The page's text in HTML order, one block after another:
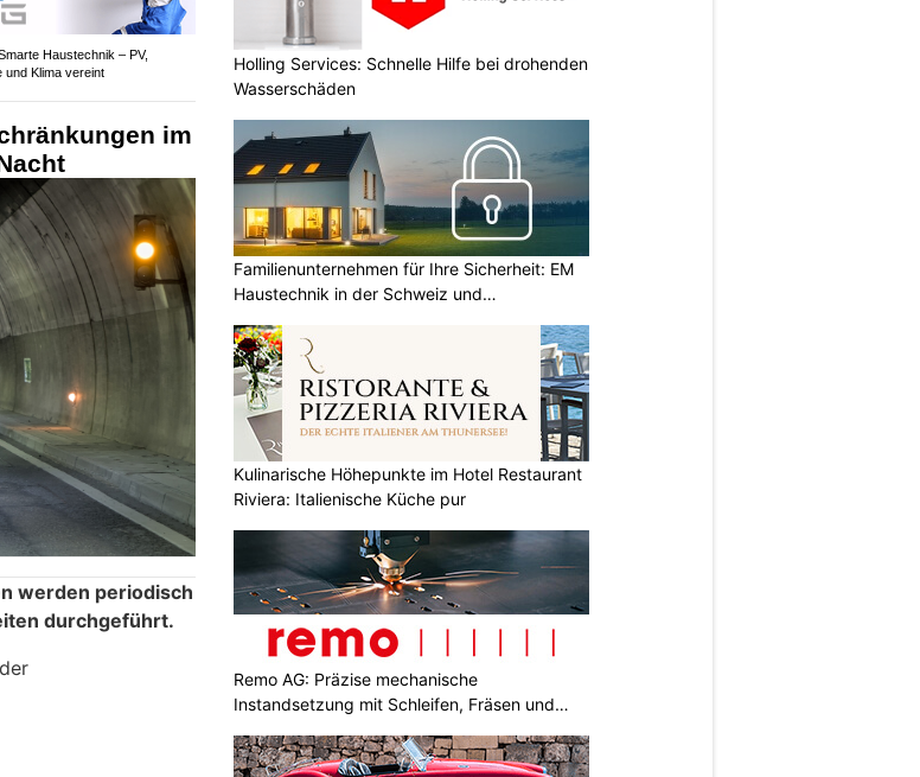
Haustechnik – PV,
und Klima vereint
im
werden periodisch
durchgeführt.
Holling Services: Schnelle Hilfe bei drohenden
Wasserschäden
Familienunternehmen für Ihre Sicherheit: EM
Haustechnik in der Schweiz und
Kulinarische Höhepunkte im Hotel Restaurant
Riviera: Italienische Küche pur
Remo AG: Präzise mechanische
Instandsetzung mit Schleifen, Fräsen und